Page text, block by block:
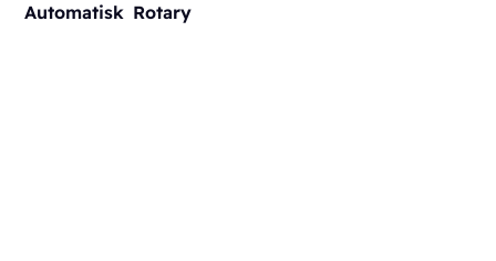
Automatisk Rotary